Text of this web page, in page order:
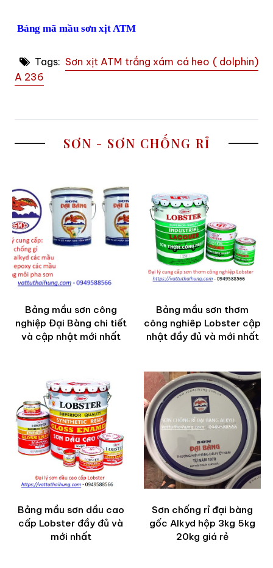
Bảng mã mầu sơn xịt ATM
Tags: Sơn xịt ATM trắng xám cá heo ( dolphin)
A 236
SƠN - SƠN CHỐNG RỈ
Bảng mầu sơn công
nghiệp Đại Bàng chi tiết
và cập nhật mới nhất
Bảng mầu sơn thơm
công nghiêp Lobster cập
nhật đầy đủ và mới nhất
Bảng mầu sơn dầu cao
cấp Lobster đầy đủ và
mới nhất
Sơn chống rỉ đại bàng
gốc Alkyd hộp 3kg 5kg
20kg giá rẻ